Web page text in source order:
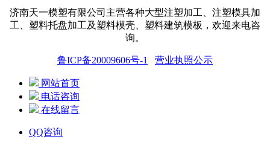
济南天一模塑有限公司主营各种大型注塑加工、注塑模具加
工、塑料托盘加工及塑料模壳、塑料建筑模板，欢迎来电咨
询。
鲁ICP备20009606号-1 营业执照公示
网站首页
电话咨询
在线留言
QQ咨询